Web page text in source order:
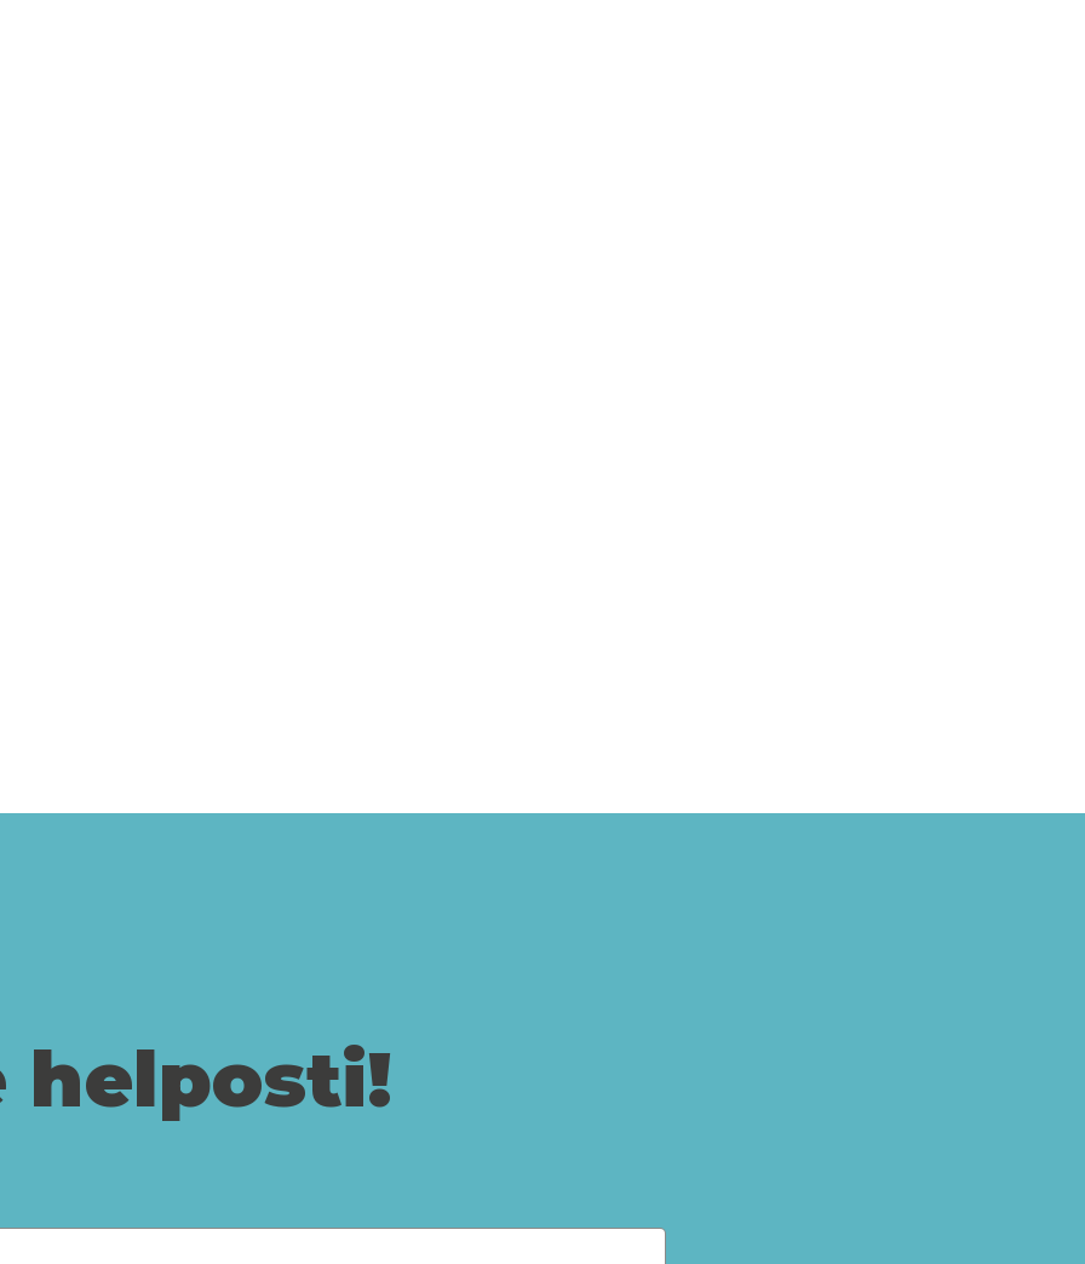
helposti!